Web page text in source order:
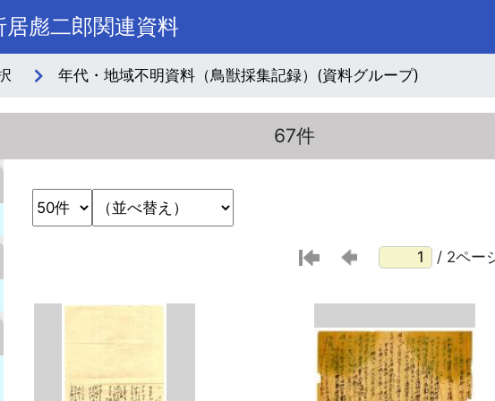
彪二郎関連資料
年代・地域不明資料（鳥獣採集記録）(資料グループ)
67件
/ 2ペー